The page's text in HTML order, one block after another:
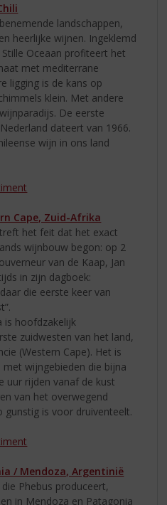
landschappen,
heerlijke wijnen. Ingeklemd
Oceaan profiteert het
met mediterrane
ligging is de kans op
klein. Met andere
De eerste
dateert van 1966.
wijn in ons land
Cape, Zuid-Afrika
het feit dat het exact
wijnbouw begon: op 2
van de Kaap, Jan
in zijn dagboek:
die eerste keer van
is hoofdzakelijk
zuidwesten van het land,
(Western Cape). Het is
wijngebieden die bijna
uur rijden vanaf de kust
van het overwegend
is voor druiventeelt.
/ Mendoza, Argentinië
Phebus produceert,
in Mendoza en Patagonia